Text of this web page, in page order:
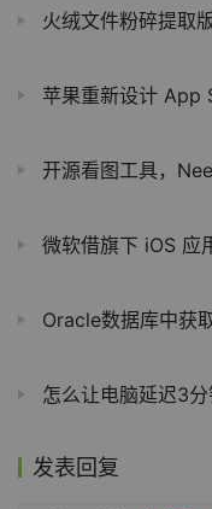
火绒文件粉碎提取
苹果重新设计 App
开源看图工具，
微软借旗下 iOS 应用
Oracle数据库中获
怎么让电脑延迟3
发表回复